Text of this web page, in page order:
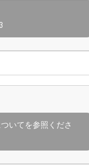
いてを参照くださ